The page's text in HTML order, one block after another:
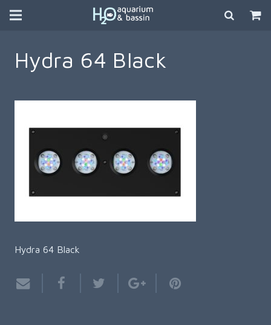
Hydra 64 Black
Hydra 64 Black